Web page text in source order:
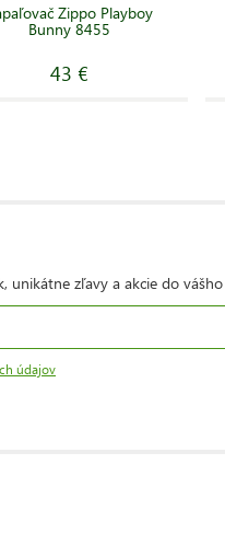
Zippo Playboy
Bunny 8455
43 €
unikátne zľavy a akcie do
údajov